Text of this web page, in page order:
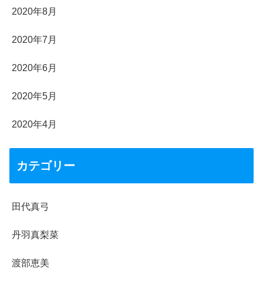
2020年8月
2020年7月
2020年6月
2020年5月
2020年4月
カテゴリー
田代真弓
丹羽真梨菜
渡部恵美